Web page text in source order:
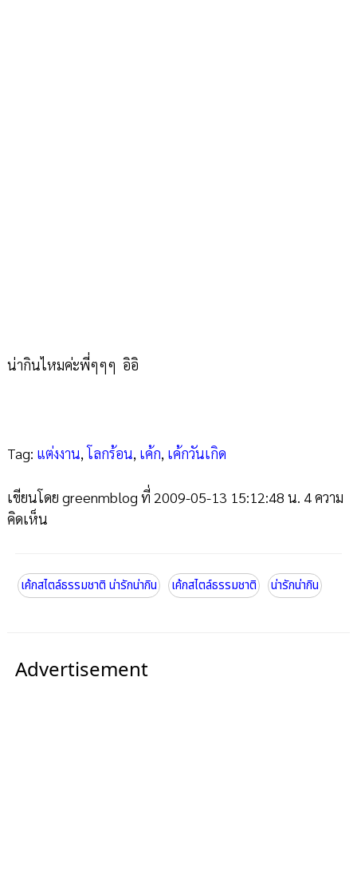
น่ากินไหมค่ะพี่ๆๆๆ อิอิ
Tag: แต่งงาน,โลกร้อน, เค้ก, เค้กวันเกิด
เขียนโดย greenmblog ที่ 2009-05-13 15:12:48 น. 4 ความ
คิดเห็น
เค้กสไตล์ธรรมชาติ น่ารักน่ากิน เค้กสไตล์ธรรมชาติ น่ารักน่ากิน
Advertisement